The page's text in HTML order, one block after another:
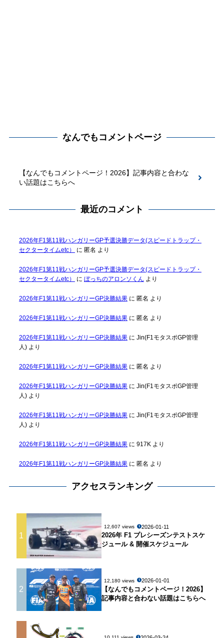
なんでもコメントページ
【なんでもコメントページ！2026】記事内容と合わな
い話題はこちらへ
最近のコメント
2026年F1第11戦ハンガリーGP予選決勝データ(スピードトラップ・
セクタータイムetc）
に 匿名 より
2026年F1第11戦ハンガリーGP予選決勝データ(スピードトラップ・
セクタータイムetc）
に ぼっちのアロンソくん より
2026年F1第11戦ハンガリーGP決勝結果に 匿名 より
2026年F1第11戦ハンガリーGP決勝結果に 匿名 より
2026年F1第11戦ハンガリーGP決勝結果に Jin(F1モタスポGP管理
人)より
2026年F1第11戦ハンガリーGP決勝結果に 匿名 より
2026年F1第11戦ハンガリーGP決勝結果に Jin(F1モタスポGP管理
人)より
2026年F1第11戦ハンガリーGP決勝結果に Jin(F1モタスポGP管理
人)より
2026年F1第11戦ハンガリーGP決勝結果に 917Kより
2026年F1第11戦ハンガリーGP決勝結果に 匿名 より
アクセスランキング
1
12,607 views 2026-01-11
2026年 F1 プレシーズンテストスケ
ジュール & 開催スケジュール
2
12,180 views 2026-01-01
【なんでもコメントページ！2026】
記事内容と合わない話題はこちらへ